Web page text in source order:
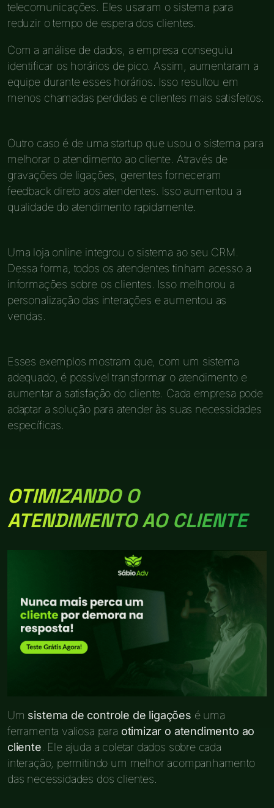
telecomunicações. Eles usaram o sistema para
reduzir o tempo de espera dos clientes.
Com a análise de dados, a empresa conseguiu
identificar os horários de pico. Assim, aumentaram a
equipe durante esses horários. Isso resultou em
menos chamadas perdidas e clientes mais satisfeitos.
Outro caso é de uma startup que usou o sistema para
melhorar o atendimento ao cliente. Através de
gravações de ligações, gerentes forneceram
feedback direto aos atendentes. Isso aumentou a
qualidade do atendimento rapidamente.
Uma loja online integrou o sistema ao seu CRM.
Dessa forma, todos os atendentes tinham acesso a
informações sobre os clientes. Isso melhorou a
personalização das interações e aumentou as
vendas.
Esses exemplos mostram que, com um sistema
adequado, é possível transformar o atendimento e
aumentar a satisfação do cliente. Cada empresa pode
adaptar a solução para atender às suas necessidades
específicas.
OTIMIZANDO O
ATENDIMENTO AO CLIENTE
Um sistema de controle de ligações é uma
ferramenta valiosa para otimizar o atendimento ao
cliente . Ele ajuda a coletar dados sobre cada
interação, permitindo um melhor acompanhamento
das necessidades dos clientes.